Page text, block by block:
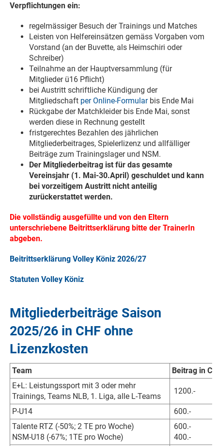
Verpflichtungen ein:
regelmässiger Besuch der Trainings und Matches
Leisten von Helfereinsätzen gemäss Vorgaben vom
Vorstand (an der Buvette, als Heimschiri oder
Schreiber)
Teilnahme an der Hauptversammlung (für
Mitglieder ü16 Pflicht)
bei Austritt schriftliche Kündigung der
Mitgliedschaft per Online-Formular bis Ende Mai
Rückgabe der Matchkleider bis Ende Mai, sonst
werden diese in Rechnung gestellt
fristgerechtes Bezahlen des jährlichen
Mitgliederbeitrages, Spielerlizenz und allfälliger
Beiträge zum Trainingslager und NSM.
Der Mitgliederbeitrag ist für das gesamte
Vereinsjahr (1. Mai-30.April) geschuldet und kann
bei vorzeitigem Austritt nicht anteilig
zurückerstattet werden.
Die vollständig ausgefüllte und von den Eltern
unterschriebene Beitrittserklärung bitte der TrainerIn
abgeben.
Beitrittserklärung Volley Köniz 2026/27
Statuten Volley Köniz
Mitgliederbeiträge Saison
2025/26 in CHF ohne
Lizenzkosten
Team
Beitrag in
E+L: Leistungssport mit 3 oder mehr
Trainings, Teams NLB, 1. Liga, alle L-Teams
1200.-
P-U14
600.-
Talente RTZ (-50%; 2 TE pro Woche)
NSM-U18 (-67%; 1TE pro Woche)
600.-
400.-